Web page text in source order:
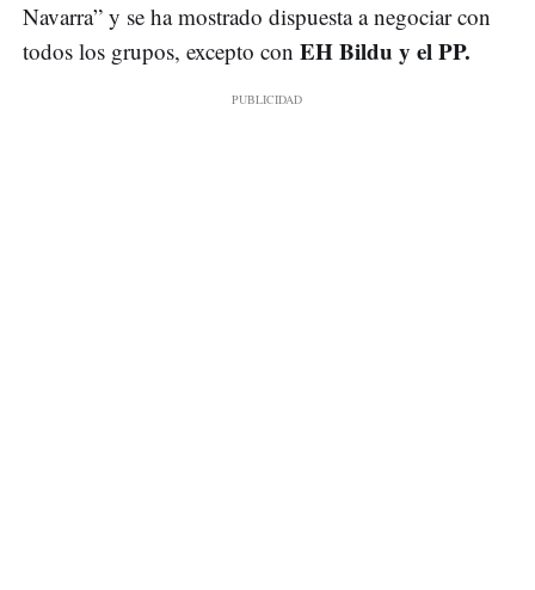
Navarra” y se ha mostrado dispuesta a negociar con
todos los grupos, excepto con EH Bildu y el PP.